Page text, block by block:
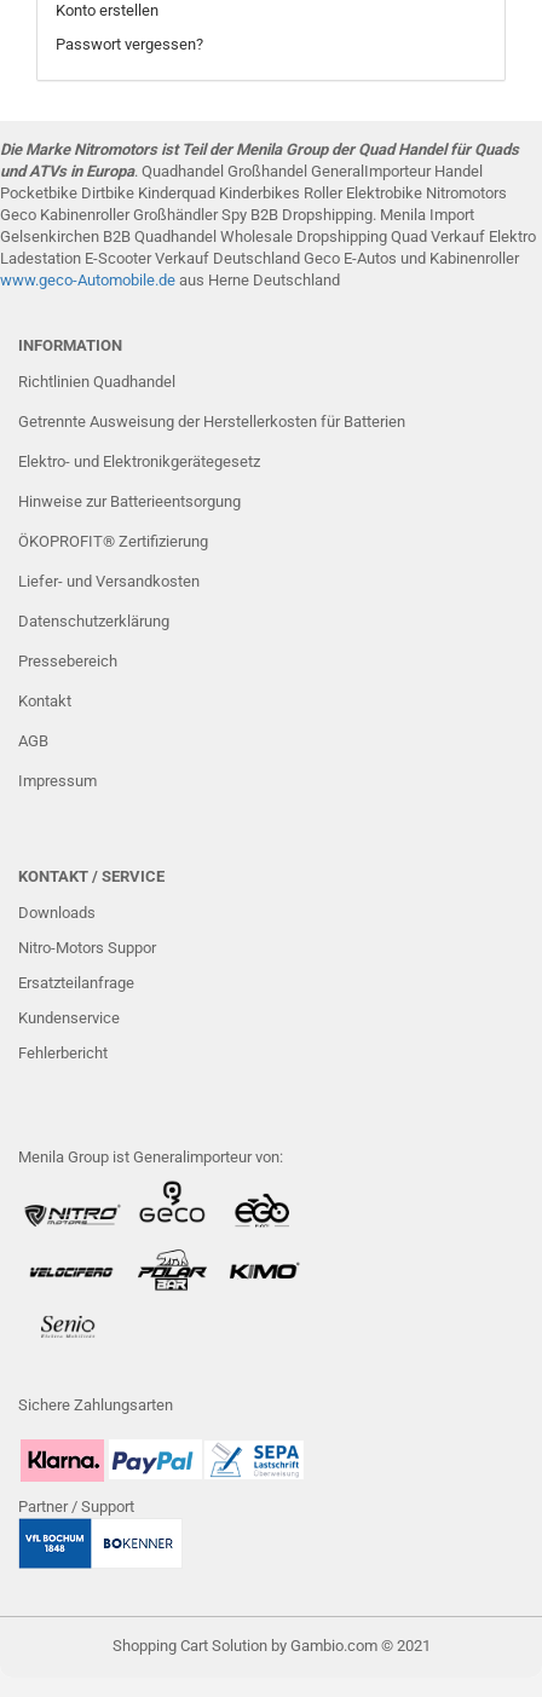
Konto erstellen
Passwort vergessen?
Die Marke Nitromotors ist Teil der Menila Group der Quad Handel für Quads
und ATVs in Europa. Quadhandel Großhandel GeneralImporteur Handel
Pocketbike Dirtbike Kinderquad Kinderbikes Roller Elektrobike Nitromotors
Geco Kabinenroller Großhändler Spy B2B Dropshipping. Menila Import
Gelsenkirchen B2B Quadhandel Wholesale Dropshipping Quad Verkauf Elektro
Ladestation E-Scooter Verkauf Deutschland Geco E-Autos und Kabinenroller
www.geco-Automobile.de aus Herne Deutschland
INFORMATION
Richtlinien Quadhandel
Getrennte Ausweisung der Herstellerkosten für Batterien
Elektro- und Elektronikgerätegesetz
Hinweise zur Batterieentsorgung
ÖKOPROFIT® Zertifizierung
Liefer- und Versandkosten
Datenschutzerklärung
Pressebereich
Kontakt
AGB
Impressum
KONTAKT / SERVICE
Downloads
Nitro-Motors Suppor
Ersatzteilanfrage
Kundenservice
Fehlerbericht
Menila Group ist Generalimporteur von:
Sichere Zahlungsarten
Partner / Support
Shopping Cart Solutionby Gambio.com © 2021